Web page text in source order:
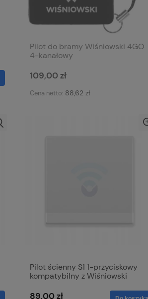
Pilot do bramy Wiśniowski 4GO
4-kanałowy
109,00 zł
Cena netto: 88,62 zł
Pilot ścienny S1 1-przyciskowy
kompatybilny z Wiśniowski
89,00 zł